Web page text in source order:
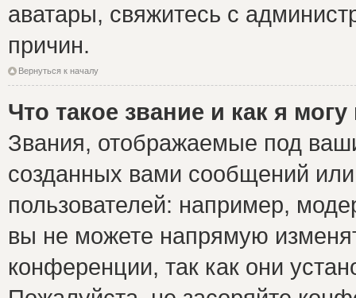
аватары, свяжитесь с
причин.
Вернуться к началу
Что такое звание и как я
Звания, отображаемые под
созданных вами сообщений
пользователей: например,
вы не можете напрямую
конференции, так как они